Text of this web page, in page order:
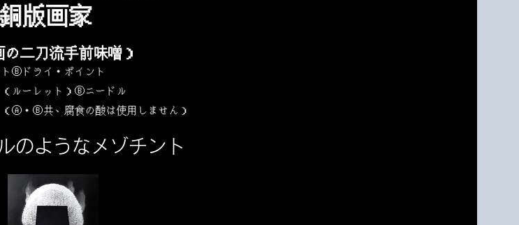
​銅版画家
の二刀流手前味噌）
Ⓑドライ・ポイント
ルーレット）Ⓑニードル
Ⓐ・Ⓑ共、腐食の酸は使用しません）
のようなメゾチント